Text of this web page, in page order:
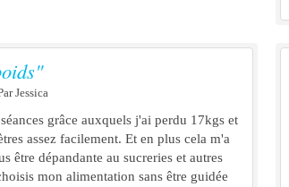
Jessica
grâce auxquels j'ai perdu 17kgs et
assez facilement. Et en plus cela m'a
être dépandante au sucreries et autres
mon alimentation sans être guidée